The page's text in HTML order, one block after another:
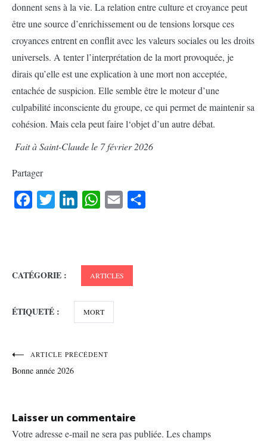
donnent sens à la vie. La relation entre culture et croyance peut
être une source d’enrichissement ou de tensions lorsque ces
croyances entrent en conflit avec les valeurs sociales ou les droits
universels. A tenter l’interprétation de la mort provoquée, je
dirais qu’elle est une explication à une mort non acceptée,
entachée de suspicion. Elle semble être le moteur d’une
culpabilité inconsciente du groupe, ce qui permet de maintenir sa
cohésion. Mais cela peut faire l‘objet d’un autre débat.
Fait à Saint-Claude le 7 février 2026
Partager
FacebookTwitter LinkedInWhatsApp
Email
CATÉGORIE : ARTICLES
ÉTIQUETÉ : MORT
Navigation
de
ARTICLE PRÉCÉDENT
Bonne année 2026
Laisser un commentaire
Votre adresse e-mail ne sera pas publiée. Les champs